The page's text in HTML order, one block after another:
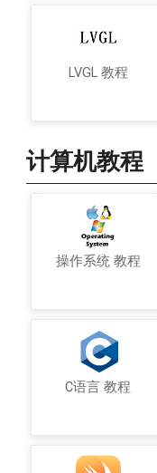
LVGL 教程
计算机教程
操作系统 教程
C语言 教程